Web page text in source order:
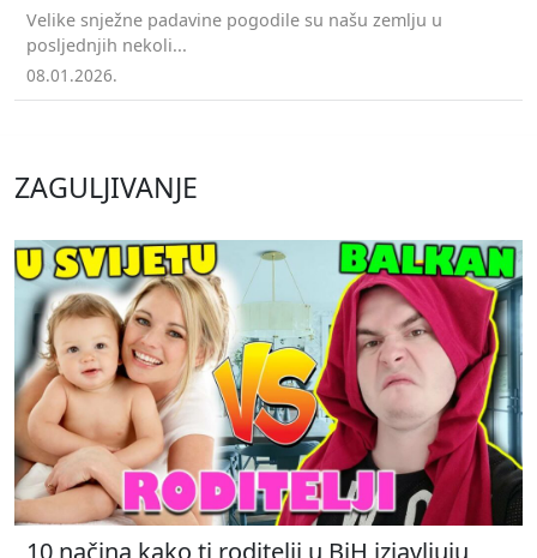
Velike snježne padavine pogodile su našu zemlju u
posljednjih nekoli...
08.01.2026.
ZAGULJIVANJE